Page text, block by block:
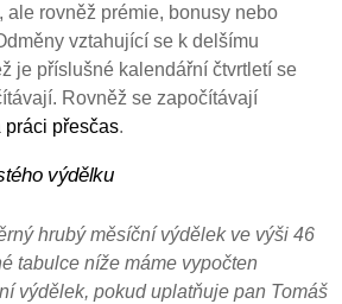
, ale rovněž prémie, bonusy nebo
vztahující se k delšímu
je příslušné kalendářní čtvrtletí se
Rovněž se započítávají
práci přesčas.
výdělku
hrubý měsíční výdělek ve výši 46
tabulce níže máme vypočten
výdělek, pokud uplatňuje pan Tomáš